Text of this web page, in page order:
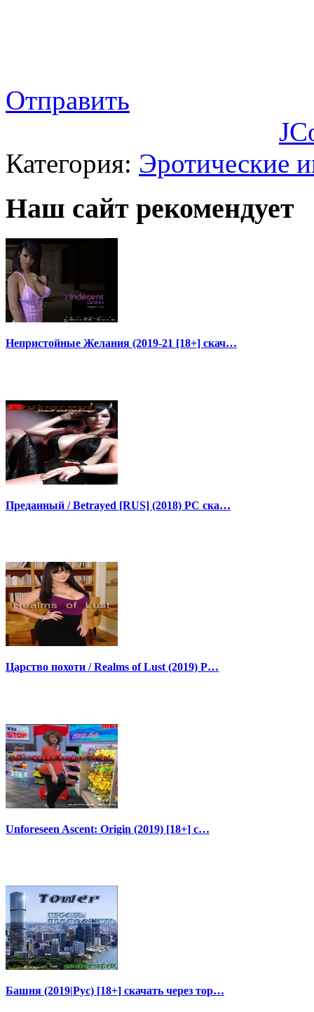
Отправить
Категория: Эротические
Наш сайт рекомендует
Непристойные Желания (2019-21 [18+] скач…
Преданный / Betrayed [RUS] (2018) PC ска…
Царство похоти / Realms of Lust (2019) P…
Unforeseen Ascent: Origin (2019) [18+] с…
Башня (2019|Рус) [18+] скачать через тор…